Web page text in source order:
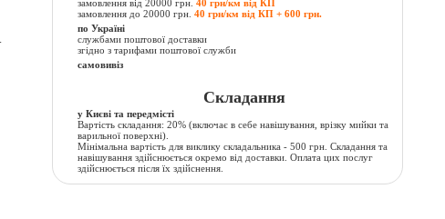
замовлення від 20000 грн. 40 грн/км від КП
замовлення до 20000 грн. 40 грн/км від КП + 600 грн.
по Україні
службами поштової доставки
згідно з тарифами поштової служби
самовивіз
Складання
у Києві та передмісті
Вартість складання: 20% (включає в себе навішування, врізку мийки та
варильної поверхні).
Мінімальна вартість для виклику складальника - 500 грн. Складання та
навішування здійснюється окремо від доставки. Оплата цих послуг
здійснюється після їх здійснення.